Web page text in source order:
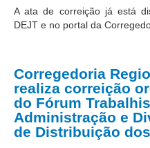
Campanhas
Redes Sociais
Fale com a Comunicação
Logomarca
A ata de correição já está
DEJT e no portal da
Corregedoria
realiza correição
do Fórum
Administração e
de Distribuição